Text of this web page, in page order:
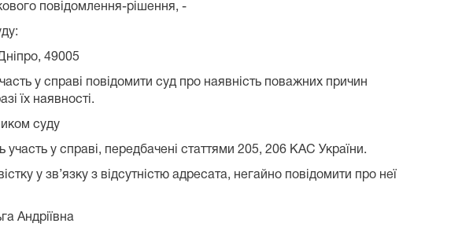
повідомлення-рішення, -
49005
у справі повідомити суд про наявність поважних причин
їх наявності.
суду
участь у справі, передбачені статтями 205, 206 КАС України.
у зв’язку з відсутністю адресата, негайно повідомити про неї
Андріївна